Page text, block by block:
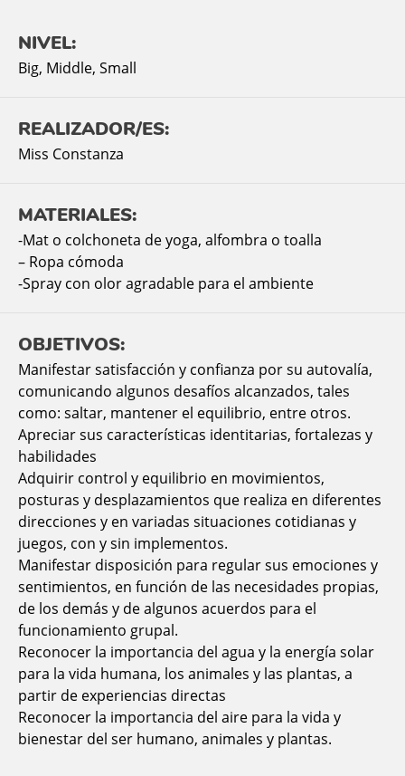
NIVEL:
Big, Middle, Small
REALIZADOR/ES:
Miss Constanza
MATERIALES:
-Mat o colchoneta de yoga, alfombra o toalla
– Ropa cómoda
-Spray con olor agradable para el ambiente
OBJETIVOS:
Manifestar satisfacción y confianza por su autovalía,
comunicando algunos desafíos alcanzados, tales
como: saltar, mantener el equilibrio, entre otros.
Apreciar sus características identitarias, fortalezas y
habilidades
Adquirir control y equilibrio en movimientos,
posturas y desplazamientos que realiza en diferentes
direcciones y en variadas situaciones cotidianas y
juegos, con y sin implementos.
Manifestar disposición para regular sus emociones y
sentimientos, en función de las necesidades propias,
de los demás y de algunos acuerdos para el
funcionamiento grupal.
Reconocer la importancia del agua y la energía solar
para la vida humana, los animales y las plantas, a
partir de experiencias directas
Reconocer la importancia del aire para la vida y
bienestar del ser humano, animales y plantas.